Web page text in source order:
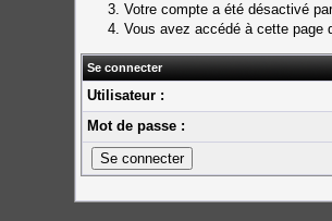
Votre compte a été désactivé
Vous avez accédé à cette page
Se connecter
Utilisateur :
Mot de passe :